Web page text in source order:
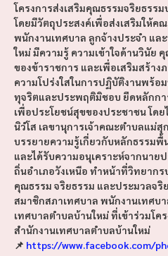
โครงการส่งเสริมคุณธรรมจริยธรร
โดยมีวัตถุประสงค์เพื่อส่งเสริมให้ค
พนักงานเทศบาล ลูกจ้างประจำ แล
ใหม่ มีความรู้ ความเข้าใจด้านวินัย
ของข้าราชการ และเพื่อเสริมสร้า
ความโปร่งใสในการปฏิบัติงานพร้
ทุจริตและประพฤติมิชอบ ยึดหลักกา
เพื่อประโยชน์สุขของประชาชน โด
นิวํโส เลขานุการเจ้าคณะตำบลแม่
บรรยายความรู้เกี่ยวกับหลักธรรมพื้
และได้รับความอนุเคราะห์จากนาย
ถิ่นอำเภอวังเหนือ ทำหน้าที่วิทยาก
คุณธรรม จริยธรรม และประมวลจ
สมาชิกสภาเทศบาล พนักงานเทศบ
เทศบาลตำบลบ้านใหม่ ที่เข้าร่วมโค
สำนักงานเทศบาลตำบลบ้านใหม่
📌 https://www.facebook.com/